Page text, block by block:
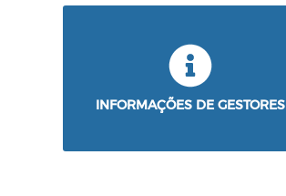
INFORMAÇÕES DE GESTORES